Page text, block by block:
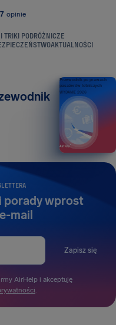
opinie
TRIKI PODRÓŻNICZE
AKTUALNOŚCI
porady wprost
mail
Zapisz się
AirHelp i akceptuję
.
Przewodnik po prawach
pasażerów lotniczych
WYDANIE 2026